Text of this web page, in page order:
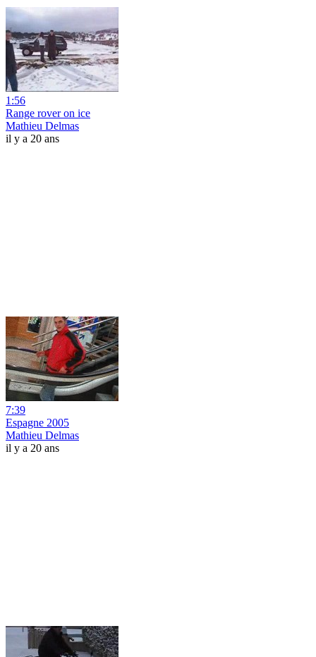
1:56
Range rover on ice
Mathieu Delmas
il y a 20 ans
7:39
Espagne 2005
Mathieu Delmas
il y a 20 ans